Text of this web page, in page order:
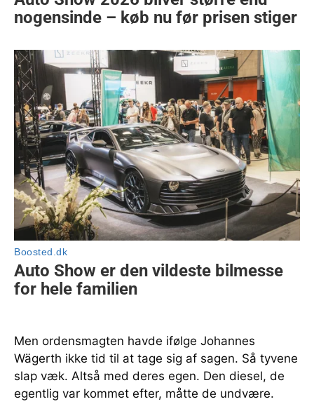
Men ordensmagten havde ifølge Johannes
Wägerth ikke tid til at tage sig af sagen. Så tyvene
slap væk. Altså med deres egen. Den diesel, de
egentlig var kommet efter, måtte de undvære.